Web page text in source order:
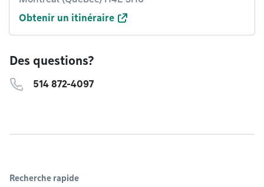
Obtenir un itinéraire
Des questions?
514 872-4097
Recherche rapide